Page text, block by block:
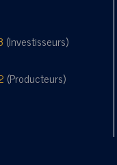
(Investisseurs)
(Producteurs)